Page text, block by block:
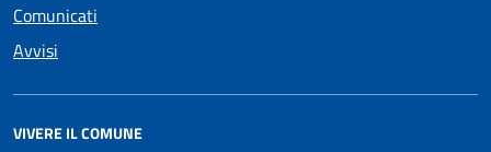
Comunicati
Avvisi
VIVERE IL COMUNE